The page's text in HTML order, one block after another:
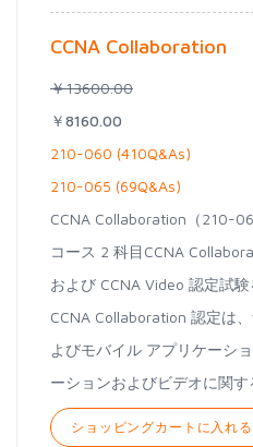
CCNA Collaboration
￥13600.00
￥8160.00
210-060 (410Q&As)
210-065 (69Q&As)
CCNA Collaboration（210-
コース 2 科目CCNA
および CCNA Video 認定試
CCNA Collaboration 認定は
よびモバイル アプリケーシ
ーションおよびビデオに関す
ショッピングカートに入れる